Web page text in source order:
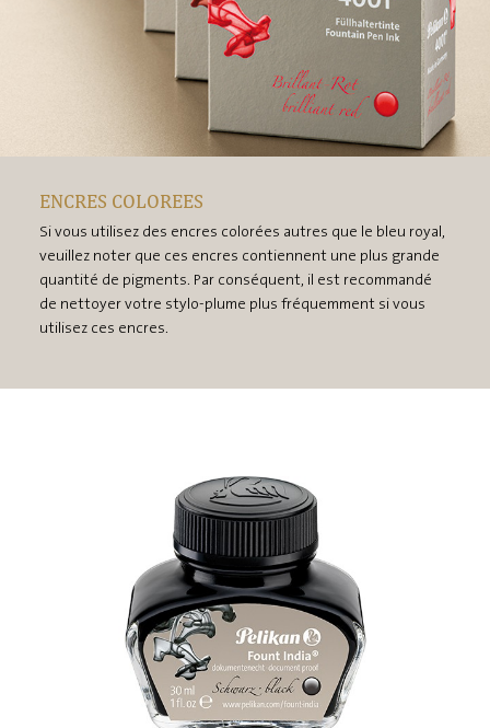
ENCRES COLOREES
Si vous utilisez des encres colorées autres que le bleu royal,
veuillez noter que ces encres contiennent une plus grande
quantité de pigments. Par conséquent, il est recommandé
de nettoyer votre stylo-plume plus fréquemment si vous
utilisez ces encres.